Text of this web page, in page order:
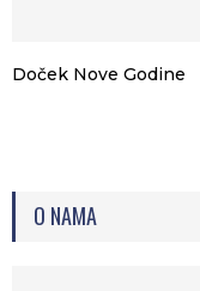
Doček Nove Godine
O NAMA